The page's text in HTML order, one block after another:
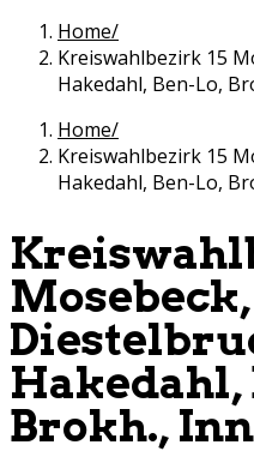
Home
Kreiswahlbezirk 15
Hakedahl, Ben-Lo,
Home
Kreiswahlbezirk 15
Hakedahl, Ben-Lo,
Mosebeck,
Hakedahl,
Brokh.,